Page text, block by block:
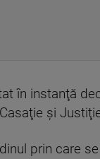
în instanţă
şi
prin care